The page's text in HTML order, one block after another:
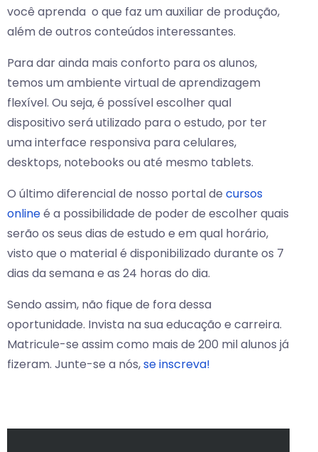
você aprenda o que faz um auxiliar de produção,
além de outros conteúdos interessantes.
Para dar ainda mais conforto para os alunos,
temos um ambiente virtual de aprendizagem
flexível. Ou seja, é possível escolher qual
dispositivo será utilizado para o estudo, por ter
uma interface responsiva para celulares,
desktops, notebooks ou até mesmo tablets.
O último diferencial de nosso portal de cursos
onlineé a possibilidade de poder de escolher quais
serão os seus dias de estudo e em qual horário,
visto que o material é disponibilizado durante os 7
dias da semana e as 24 horas do dia.
Sendo assim, não fique de fora dessa
oportunidade. Invista na sua educação e carreira.
Matricule-se assim como mais de 200 mil alunos já
fizeram. Junte-se a nós,se inscreva!